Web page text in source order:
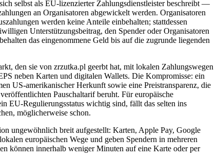
selbst als EU-lizenzierter Zahlungsdienstleister beschreibt —
an Organisatoren abgewickelt werden. Organisatoren
werden keine Anteile einbehalten; stattdessen
Unterstützungsbeitrag, den Spender oder Organisatoren
das eingenommene Geld bis auf die zugrunde liegenden
den sie von zrzutka.pl geerbt hat, mit lokalen Zahlungswegen
neben Karten und digitalen Wallets. Die Kompromisse: ein
US-amerikanischer Herkunft sowie eine Preistransparenz, die
Pauschaltarif beruht. Für europäische
EU-Regulierungsstatus wichtig sind, fällt das selten ins
möglicherweise schon.
ungewöhnlich breit aufgestellt: Karten, Apple Pay, Google
europäischen Wege und geben Spendern in mehreren
können innerhalb weniger Minuten auf eine Karte oder per